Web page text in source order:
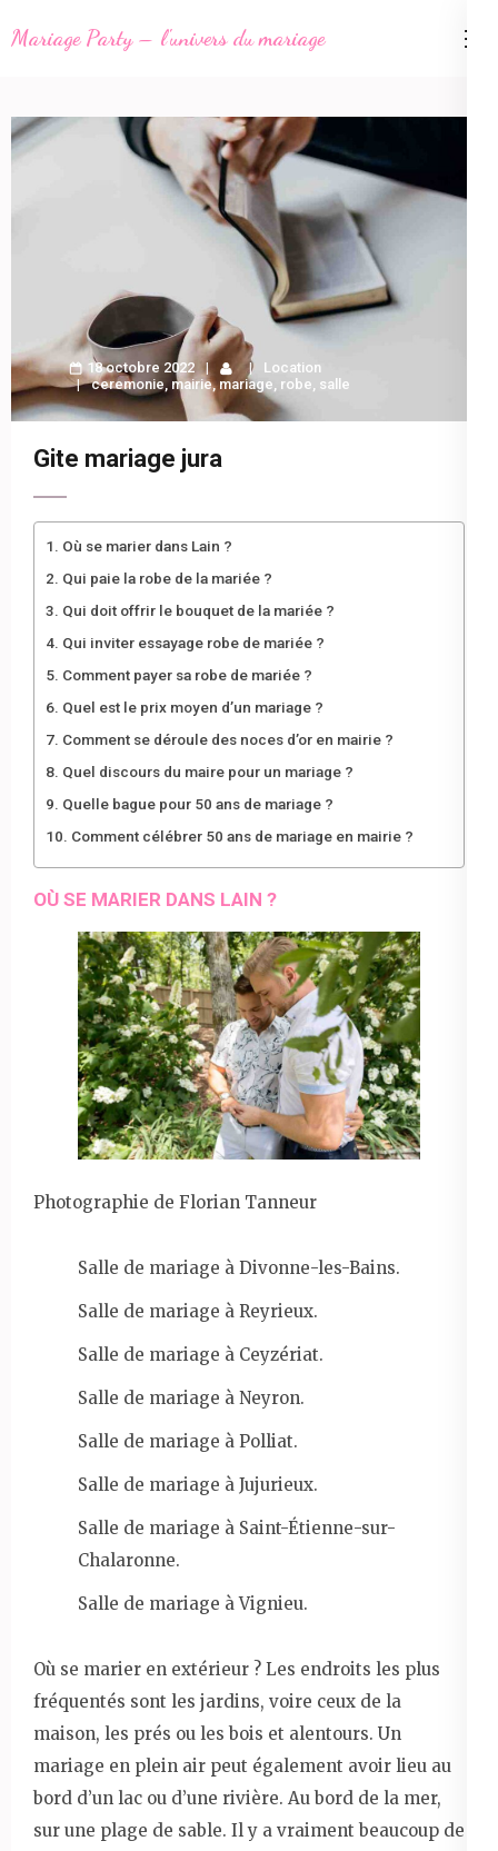
au
(Pressez
Entrée)
Mariage Party – l'univers du mariage
18 octobre 2022
Location
ceremonie,mairie,mariage, robe, salle
Gite mariage jura
Où se marier dans Lain ?
Qui paie la robe de la mariée ?
Qui doit offrir le bouquet de la mariée ?
Qui inviter essayage robe de mariée ?
Comment payer sa robe de mariée ?
Quel est le prix moyen d’un mariage ?
Comment se déroule des noces d’or en mairie ?
Quel discours du maire pour un mariage ?
Quelle bague pour 50 ans de mariage ?
Comment célébrer 50 ans de mariage en mairie ?
OÙ SE MARIER DANS LAIN ?
Photographie de Florian Tanneur
Salle de mariage à Divonne-les-Bains.
Salle de mariage à Reyrieux.
Salle de mariage à Ceyzériat.
Salle de mariage à Neyron.
Salle de mariage à Polliat.
Salle de mariage à Jujurieux.
Salle de mariage à Saint-Étienne-sur-
Chalaronne.
Salle de mariage à Vignieu.
Où se marier en extérieur ? Les endroits les plus
fréquentés sont les jardins, voire ceux de la
maison, les prés ou les bois et alentours. Un
mariage en plein air peut également avoir lieu au
bord d’un lac ou d’une rivière. Au bord de la mer,
sur une plage de sable. Il y a vraiment beaucoup de